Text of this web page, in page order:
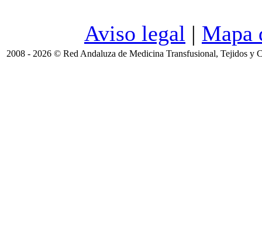
Aviso legal | Mapa
2008 - 2026 © Red Andaluza de Medicina Transfusional, Tejidos y